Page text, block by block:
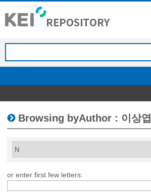
Browsing byAuthor : 이상엽
or enter first few letters: